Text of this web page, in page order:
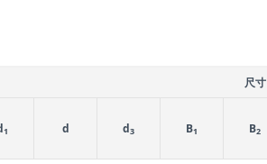
尺寸
1 d d3 B1 B2